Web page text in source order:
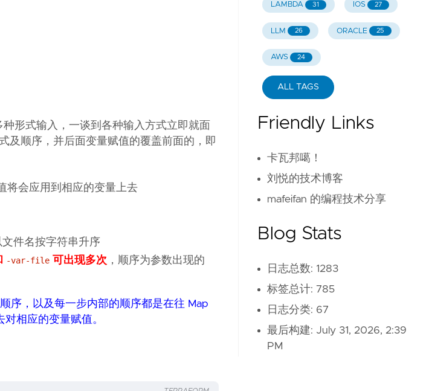
形式输入，一谈到各种输入方式立即就面
及顺序，并后面变量赋值的覆盖前面的，即
将会应用到相应的变量上去
件名按字符串升序
-var-file 可出现多次 ，顺序为参数出现的
序，以及每一步内部的顺序都是在往 Map
相应的变量赋值。
LAMBDA 31 IOS 27
LLM 26 ORACLE 25
AWS 24
ALL TAGS
Friendly Links
卡瓦邦噶！
刘悦的技术博客
mafeifan 的编程技术分享
Blog Stats
日志总数: 1283
标签总计: 785
日志分类: 67
最后构建: July 31, 2026, 2:39
PM